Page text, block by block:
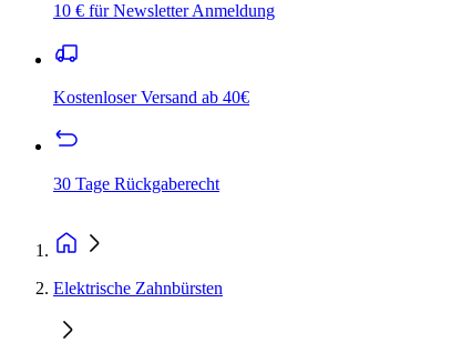
10 € für Newsletter Anmeldung
Kostenloser Versand ab 40€
30 Tage Rückgaberecht
Elektrische Zahnbürsten